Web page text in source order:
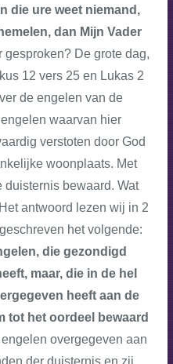
die ure weet niemand,
dan Mijn Vader
De grote dag,
12 vers 25 en Lukas 2
de engelen van de
waarvan hier
verstoten door God
woonplaats. Met
bewaard. Wat
antwoord lezen wij in 2
het volgende:
die gezondigd
maar, die in de hel
heeft aan de
tot het oordeel bewaard
overgegeven aan